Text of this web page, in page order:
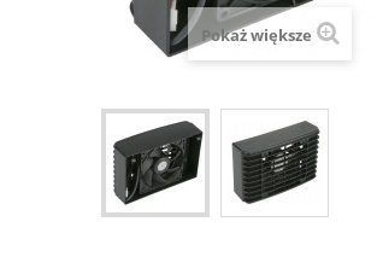
Pokaż większe